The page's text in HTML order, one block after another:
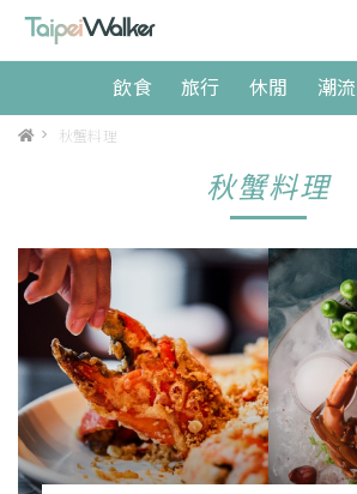
飲食 旅行 休閒 潮流
> 秋蟹料理
秋蟹料理